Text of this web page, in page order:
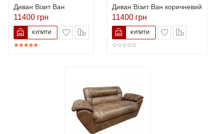
Диван Візит Ван
11400 грн
Диван Візит Ван коричневий
11400 грн